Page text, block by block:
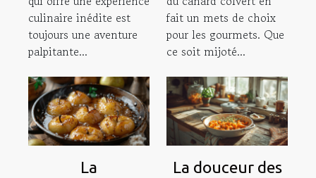
dans ce
restaurant
unique
culinaire inédite est
toujours une aventure
palpitante...
au cidre ou au
four
fait un mets de choix
pour les gourmets. Que
ce soit mijoté...
La
La douceur des